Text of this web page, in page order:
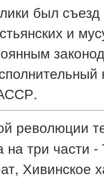
был
и
революции
три части -
Хивинское